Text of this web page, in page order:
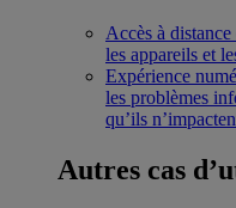
Accès à distance
les appareils et
Expérience
les problèmes
qu’ils
Autres cas